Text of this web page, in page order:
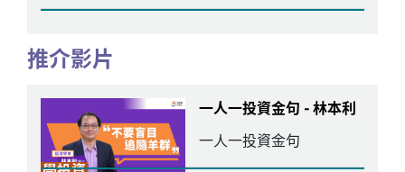
推介影片
一人一投資金句 - 林本利
一人一投資金句